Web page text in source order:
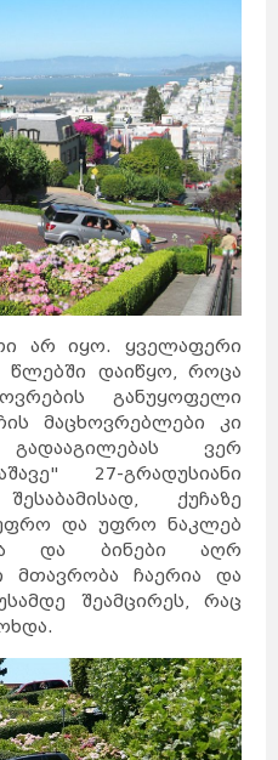
არ იყო. ყველაფერი
წლებში დაიწყო, როცა
განუყოფელი
მაცხოვრებლები კი
ვერ
27-გრადუსიანი
ქუჩაზე
და უფრო ნაკლებ
და ბინები აღრ
მთავრობა ჩაერია და
შეამცირეს, რაც